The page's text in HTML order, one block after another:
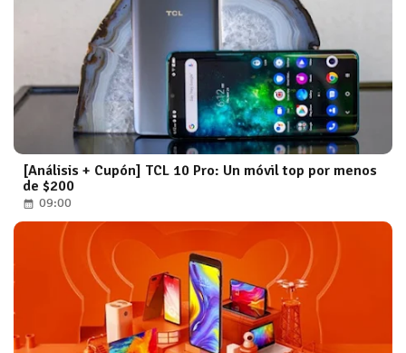
[Análisis + Cupón] TCL 10 Pro: Un móvil top por menos
de $200
09:00